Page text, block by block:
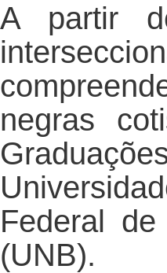
A partir
negras
Federal
(UNB).